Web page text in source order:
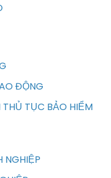
ĐỘNG
TỤC BẢO HIỂM
NGHIỆP